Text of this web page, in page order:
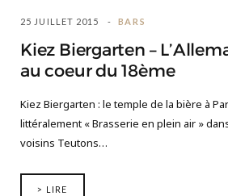
25 JUILLET 2015 BARS
Kiez Biergarten –
au coeur du 18ème
Kiez Biergarten : le temple de la bière à
littéralement « Brasserie en plein air »
voisins Teutons…
> LIRE